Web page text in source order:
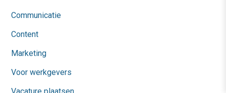
Communicatie
Content
Marketing
Voor werkgevers